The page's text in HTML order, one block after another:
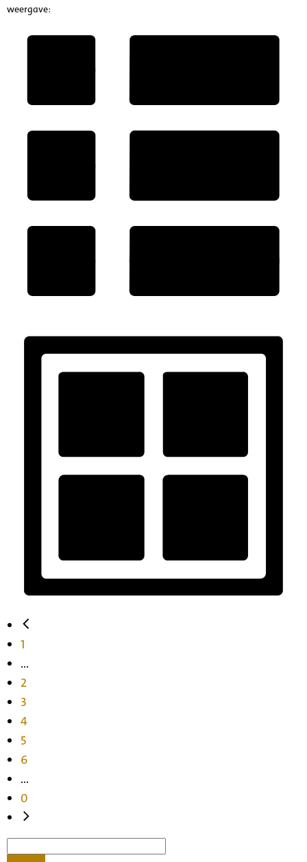
weergave:
1
...
2
3
4
5
6
...
0